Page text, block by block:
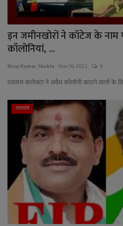
इन जमीनखोरों ने कॉटेज के नाम
कॉलोनियां, ...
Niraj Kumar Shukla Nov 16, 2022 0
रतलाम कलेक्टर ने अवैध कॉलोनी काटने वालों के
रतलाम